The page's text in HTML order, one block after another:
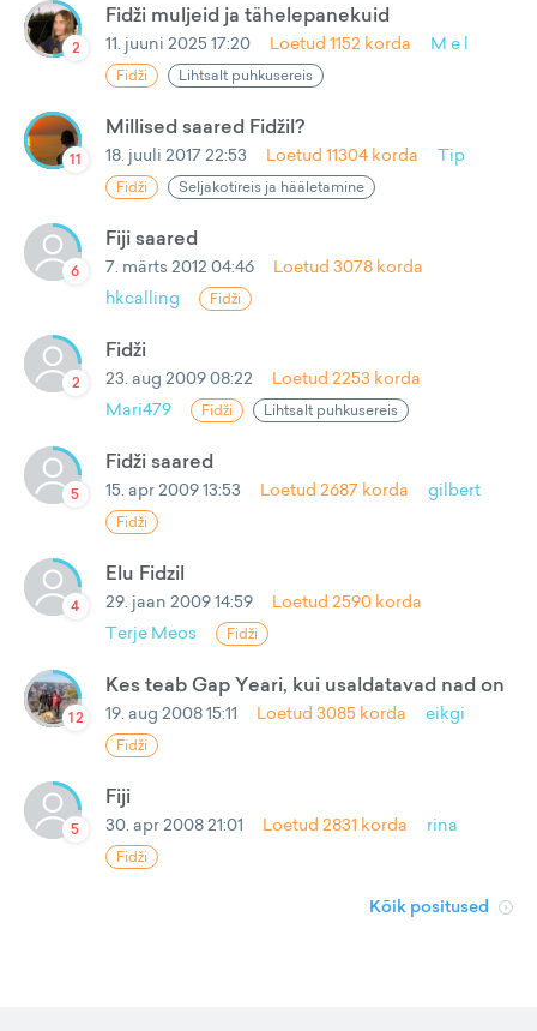
2
Fidži muljeid ja tähelepanekuid
11. juuni 2025 17:20 Loetud 1152 korda M e l
Fidži Lihtsalt puhkusereis
11
Millised saared Fidžil?
18. juuli 2017 22:53 Loetud 11304 korda Tip
Fidži Seljakotireis ja hääletamine
6
Fiji saared
7. märts 2012 04:46 Loetud 3078 korda
hkcalling
Fidži
2
Fidži
23. aug 2009 08:22 Loetud 2253 korda
Mari479
Fidži Lihtsalt puhkusereis
5
Fidži saared
15. apr 2009 13:53 Loetud 2687 korda gilbert
Fidži
4
Elu Fidzil
29. jaan 2009 14:59 Loetud 2590 korda
Terje Meos
Fidži
12
Kes teab Gap Yeari, kui usaldatavad nad on
19. aug 2008 15:11 Loetud 3085 korda eikgi
Fidži
5
Fiji
30. apr 2008 21:01 Loetud 2831 korda rina
Fidži
Kõik positused